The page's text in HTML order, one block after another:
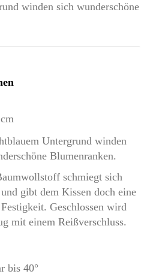
winden sich wunderschöne
Untergrund winden
Blumenranken.
schmiegt sich
gibt dem Kissen doch eine
Geschlossen wird
mit einem Reißverschluss.
bis 40°